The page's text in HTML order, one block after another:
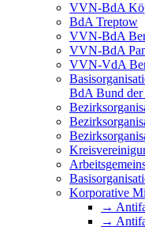
VVN-BdA
BdA Treptow
VVN-BdA
VVN-BdA
VVN-VdA
BdA Bund der
Korporative
→
→